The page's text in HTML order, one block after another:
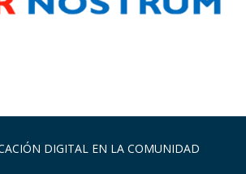
DIGITAL EN LA COMUNIDAD